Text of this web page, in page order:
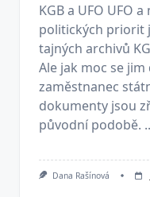
KGB a UFO UFO
politických priorit
tajných archivů
Ale jak moc se jim
zaměstnanec
dokumenty jsou
původní podobě.
Dana Rašínová